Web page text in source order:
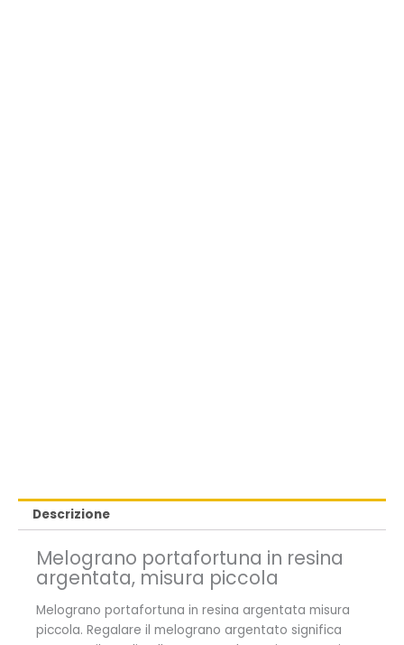
Descrizione
Melograno portafortuna in resina
argentata, misura piccola
Melograno portafortuna in resina argentata misura
piccola. Regalare il melograno argentato significa